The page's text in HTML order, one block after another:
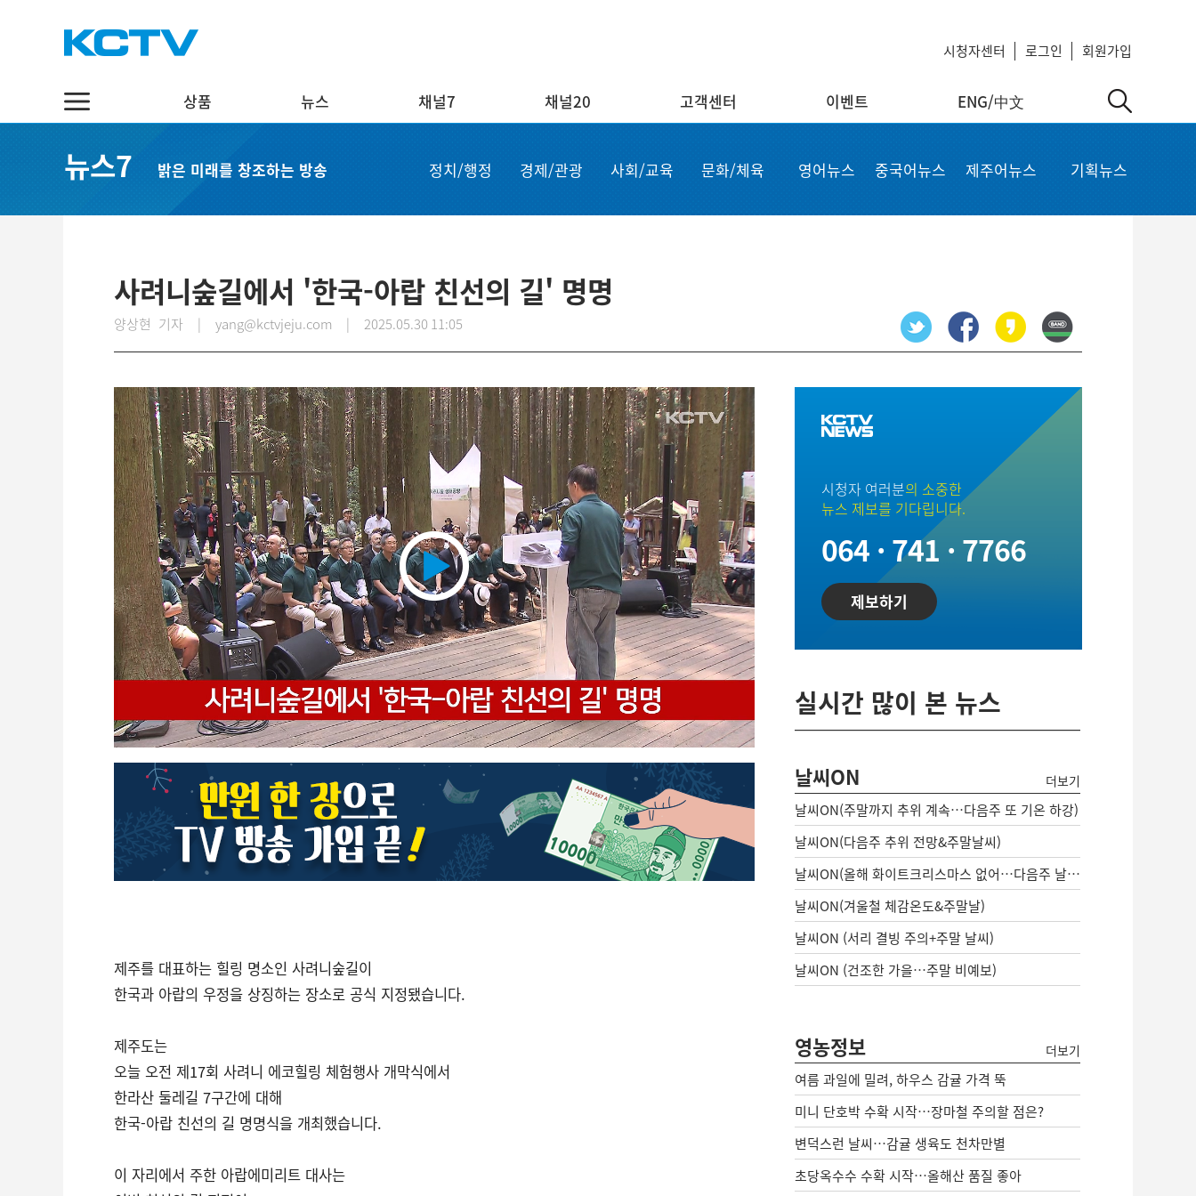
시청자센터 로그인 회원가입
상품 뉴스 채널7 채널20 고객센터 이벤트 ENG/中文
스마트 TV
스마트뷰앱
모바일 결합
케이블 광고
정치·행정
영어뉴스
중국어뉴스
기획뉴스
실시간보기
자주하는 질문
Order now
회원정보 수정
공지사항
뉴스7 밝은 미래를 창조하는 방송 정치/행정 경제/관광 사회/교육 문화/체육 영어뉴스 중국어뉴스 제주어뉴스 기획뉴스
사려니숲길에서 '한국-아랍 친선의 길' 명명
양상현 기자 | yang@kctvjeju.com | 2025.05.30 11:05
Play
Video
제주를 대표하는 힐링 명소인 사려니숲길이
한국과 아랍의 우정을 상징하는 장소로 공식 지정됐습니다.
제주도는
오늘 오전 제17회 사려니 에코힐링 체험행사 개막식에서
한라산 둘레길 7구간에 대해
한국-아랍 친선의 길 명명식을 개최했습니다.
이 자리에서 주한 아랍에미리트 대사는
시청자 여러분의 소중한
뉴스 제보를 기다립니다.
064 · 741 · 7766
제보하기
실시간 많이 본 뉴스
날씨ON 더보기
날씨ON(주말까지 추위 계속…다음주 또 기온 하강)
날씨ON(다음주 추위 전망&주말날씨)
날씨ON(올해 화이트크리스마스 없어…다음주 날씨는?)
날씨ON(겨울철 체감온도&주말날)
날씨ON (서리 결빙 주의+주말 날씨)
날씨ON (건조한 가을…주말 비예보)
영농정보 더보기
여름 과일에 밀려, 하우스 감귤 가격 뚝
미니 단호박 수확 시작…장마철 주의할 점은?
변덕스런 날씨…감귤 생육도 천차만별
초당옥수수 수확 시작…올해산 품질 좋아